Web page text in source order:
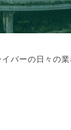
バーの日々の